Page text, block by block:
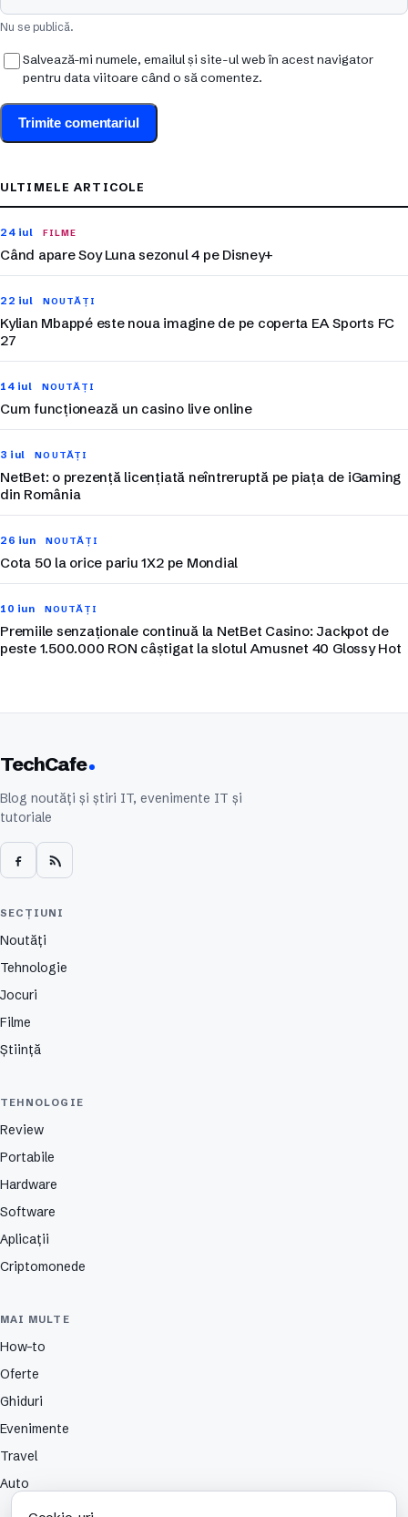
Nu se publică.
Salvează-mi numele, emailul și site-ul web în acest navigator
pentru data viitoare când o să comentez.
ULTIMELE ARTICOLE
24 iul FILME
Când apare Soy Luna sezonul 4 pe Disney+
22 iul NOUTĂȚI
Kylian Mbappé este noua imagine de pe coperta EA Sports FC
27
14 iul NOUTĂȚI
Cum funcționează un casino live online
3 iul NOUTĂȚI
NetBet: o prezență licențiată neîntreruptă pe piața de iGaming
din România
26 iun NOUTĂȚI
Cota 50 la orice pariu 1X2 pe Mondial
10 iun NOUTĂȚI
Premiile senzaționale continuă la NetBet Casino: Jackpot de
peste 1.500.000 RON câștigat la slotul Amusnet 40 Glossy Hot
TechCafe
Blog noutăți și știri IT, evenimente IT și
tutoriale
SECȚIUNI
Noutăți
Tehnologie
Jocuri
Filme
Știință
TEHNOLOGIE
Review
Portabile
Hardware
Software
Aplicații
Criptomonede
MAI MULTE
How-to
Oferte
Ghiduri
Evenimente
Travel
Auto